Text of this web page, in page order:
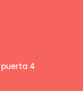
puerta 4